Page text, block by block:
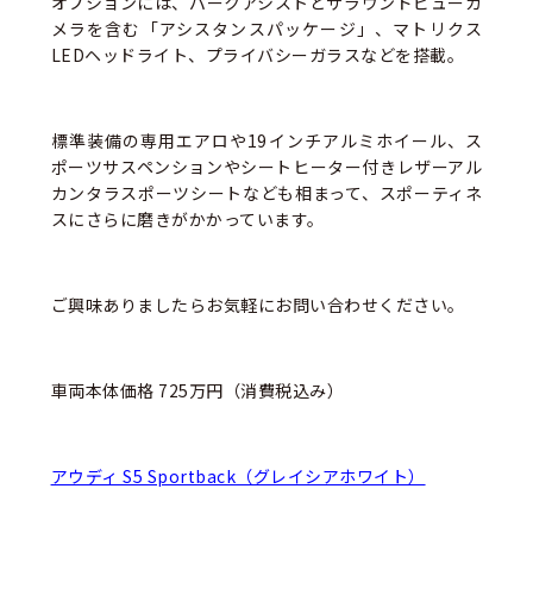
メラを含む「アシスタンスパッケージ」、マトリクス
LEDヘッドライト、プライバシーガラスなどを搭載。
標準装備の専用エアロや19インチアルミホイール、ス
ポーツサスペンションやシートヒーター付きレザーアル
カンタラスポーツシートなども相まって、スポーティネ
スにさらに磨きがかかっています。
ご興味ありましたらお気軽にお問い合わせください。
車両本体価格 725万円（消費税込み）
アウディ S5 Sportback（グレイシアホワイト）